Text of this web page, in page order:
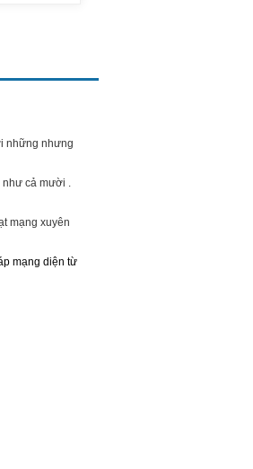
những nhưng
như cả mười .
mạng xuyên
mạng diện từ